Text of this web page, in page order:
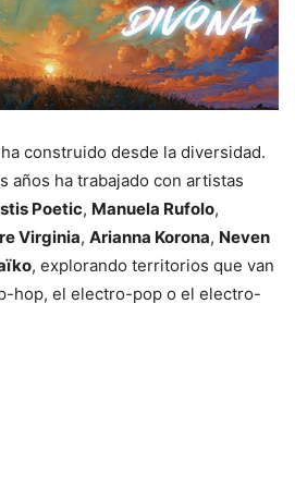
construido desde la diversidad.
años ha trabajado con artistas
Poetic, Manuela Rufolo,
Virginia, Arianna Korona, Neven
, explorando territorios que van
hop, el electro-pop o el electro-